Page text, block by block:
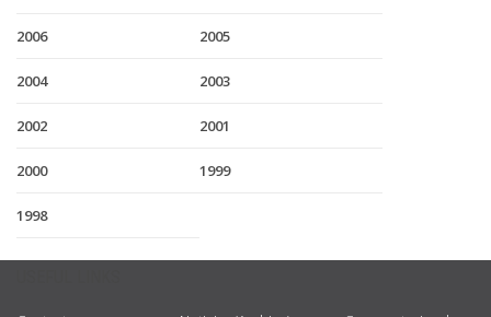
2006 2005
2004 2003
2002 2001
2000 1999
1998